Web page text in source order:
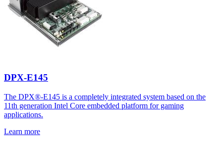
DPX-E145
The DPX®-E145 is a completely integrated system based on the
11th generation Intel Core embedded platform for gaming
applications.
Learn more